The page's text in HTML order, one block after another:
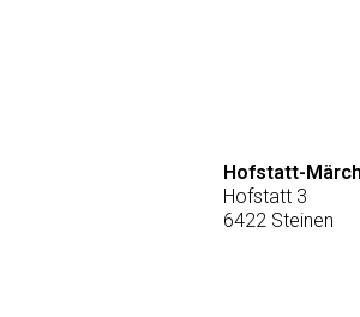
Hofstatt-
Hofstatt 3
6422 Steinen